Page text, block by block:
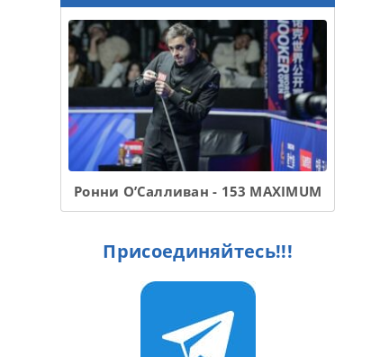
Ронни О’Салливан - 153 MAXIMUM
Присоединяйтесь!!!